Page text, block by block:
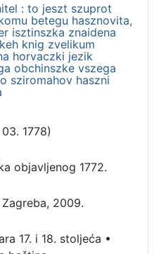
: to jeszt szuprot
betegu hasznovita,
isztinszka znaidena
knig zvelikum
horvaczki jezik
obchinszke vszega
sziromahov haszni
1778)
objavljenog 1772.
2009.
17. i 18. stoljeća •